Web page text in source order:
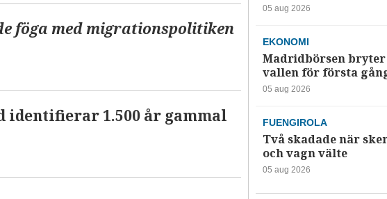
föga med migrationspolitiken
identifierar 1.500 år gammal
05 aug 2026
EKONOMI
Madridbörsen bryter
vallen för första
05 aug 2026
FUENGIROLA
Två skadade när
och vagn välte
05 aug 2026